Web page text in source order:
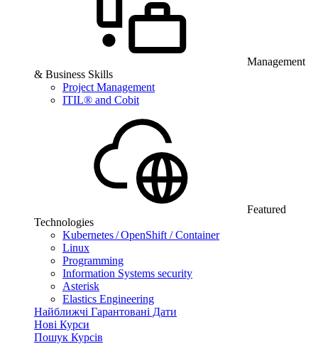
Management
& Business Skills
Project Management
ITIL® and Cobit
Featured
Technologies
Kubernetes / OpenShift / Container
Linux
Programming
Information Systems security
Asterisk
Elastics Engineering
Найближчі Гарантовані Дати
Нові Курси
Пошук Курсів